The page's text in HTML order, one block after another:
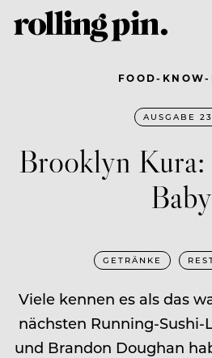
FOOD-
AUSGABE
Brooklyn Kura:
Baby
GETRÄNKE
Viele kennen es als das
nächsten Running-Sushi-
und Brandon Doughan